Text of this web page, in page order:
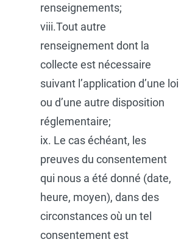
renseignements;
viii.Tout autre
renseignement dont la
collecte est nécessaire
suivant l’application d’une loi
ou d’une autre disposition
réglementaire;
ix. Le cas échéant, les
preuves du consentement
qui nous a été donné (date,
heure, moyen), dans des
circonstances où un tel
consentement est